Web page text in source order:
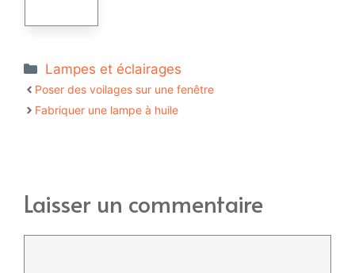
Catégories
Lampes et éclairages
Poser des voilages sur une fenêtre
Fabriquer une lampe à huile
Laisser un commentaire